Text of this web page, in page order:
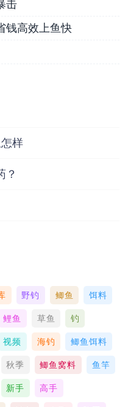
击
钱高效上鱼快
样
？
野钓 鲫鱼 饵料
鲤鱼 草鱼 钓
视频 海钓 鲫鱼饵料
秋季 鲫鱼窝料 鱼竿
新手 高手